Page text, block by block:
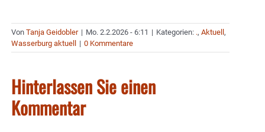
Von Tanja Geidobler | Mo. 2.2.2026 - 6:11 | Kategorien: ., Aktuell ,
Wasserburg aktuell
| 0 Kommentare
Hinterlassen Sie einen
Kommentar